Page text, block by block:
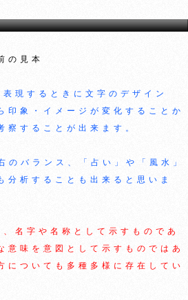
の見本
現するときに文字のデザイン
印象・イメージが変化することか
察することが出来ます。
のバランス、「占い」や「風水」
分析することも出来ると思いま
名字や名称として示すものであ
意味を意図として示すものではあ
についても多種多様に存在してい